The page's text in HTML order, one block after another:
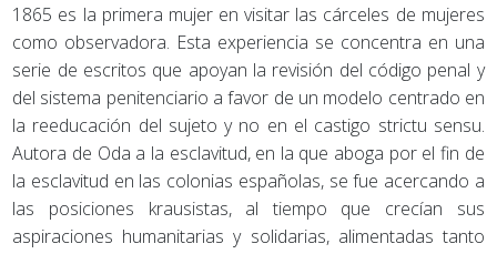
1865 es la primera mujer en visitar las cárceles de mujeres
como observadora. Esta experiencia se concentra en una
serie de escritos que apoyan la revisión del código penal y
del sistema penitenciario a favor de un modelo centrado en
la reeducación del sujeto y no en el castigo strictu sensu.
Autora de Oda a la esclavitud, en la que aboga por el fin de
la esclavitud en las colonias españolas, se fue acercando a
las posiciones krausistas, al tiempo que crecían sus
aspiraciones humanitarias y solidarias, alimentadas tanto